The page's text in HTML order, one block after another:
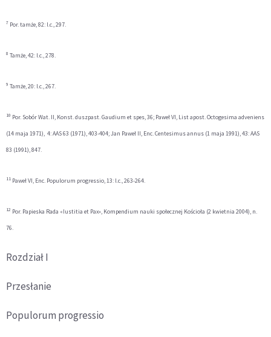
7 Por. tamże, 82: l.c., 297.
8 Tamże, 42: l.c., 278.
9 Tamże, 20: l.c., 267.
10 Por. Sobór Wat. II, Konst. duszpast. Gaudium et spes, 36; Paweł VI, List apost. Octogesima adveniens
(14 maja 1971), 4: AAS 63 (1971), 403-404; Jan Paweł II, Enc. Centesimus annus (1 maja 1991), 43: AAS
83 (1991), 847.
11 Paweł VI, Enc. Populorum progressio, 13: l.c., 263-264.
12 Por. Papieska Rada «Iustitia et Pax», Kompendium nauki społecznej Kościoła (2 kwietnia 2004), n.
76.
Rozdział I
Przesłanie
Populorum progressio